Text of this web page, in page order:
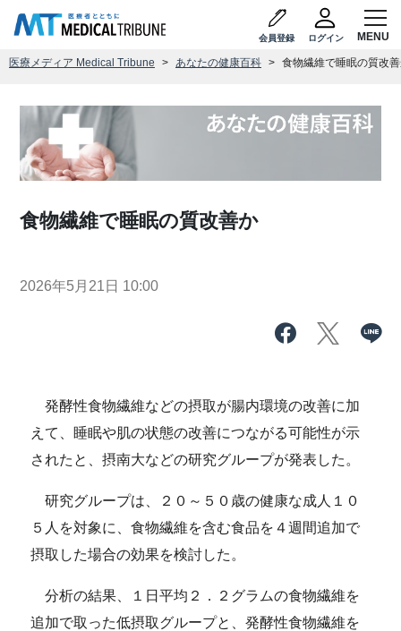
会員登録 ログイン
医療メディア Medical Tribune あなたの健康百科 食物繊維で睡眠の質改
食物繊維で睡眠の質改善か
2026年5月21日 10:00
発酵性食物繊維などの摂取が腸内環境の改善に加
えて、睡眠や肌の状態の改善につながる可能性が示
されたと、摂南大などの研究グループが発表した。
研究グループは、２０～５０歳の健康な成人１０
５人を対象に、食物繊維を含む食品を４週間追加で
摂取した場合の効果を検討した。
分析の結果、１日平均２．２グラムの食物繊維を
追加で取った低摂取グループと、発酵性食物繊維を